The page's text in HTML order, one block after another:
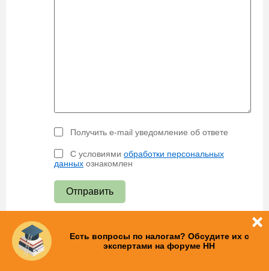
Получить e-mail уведомление об ответе
С условиями обработки персональных
данных ознакомлен
Отправить
© 2014 - 2026. Nalog-Nalog.ru
Есть вопросы по налогам? Обсудите их с
экспертами на форуме НН